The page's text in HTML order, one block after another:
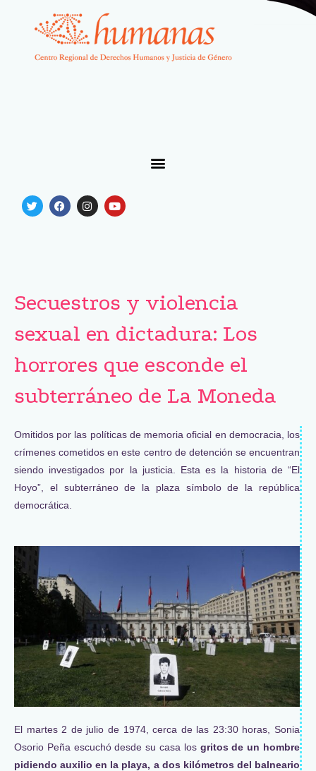
Secuestros y violencia
sexual en dictadura: Los
horrores que esconde el
subterráneo de La Moneda
Omitidos por las políticas de memoria oficial en democracia, los
crímenes cometidos en este centro de detención se encuentran
siendo investigados por la justicia. Esta es la historia de “El
Hoyo”, el subterráneo de la plaza símbolo de la república
democrática.
El martes 2 de julio de 1974, cerca de las 23:30 horas, Sonia
Osorio Peña escuchó desde su casa los gritos de un hombre
pidiendo auxilio en la playa, a dos kilómetros del balneario